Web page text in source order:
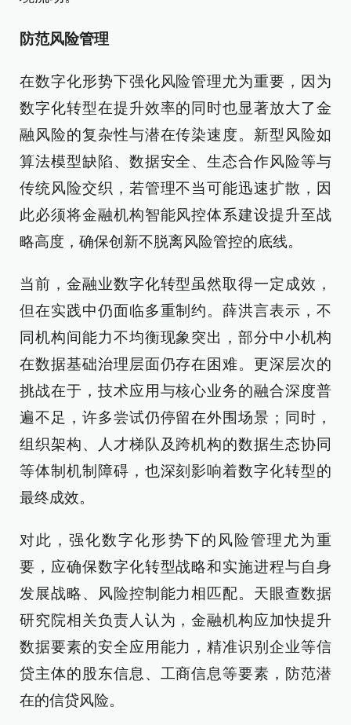
防范风险管理
在数字化形势下强化风险管理尤为重要，因为
数字化转型在提升效率的同时也显著放大了金
融风险的复杂性与潜在传染速度。新型风险如
算法模型缺陷、数据安全、生态合作风险等与
传统风险交织，若管理不当可能迅速扩散，因
此必须将金融机构智能风控体系建设提升至战
略高度，确保创新不脱离风险管控的底线。
当前，金融业数字化转型虽然取得一定成效，
但在实践中仍面临多重制约。薛洪言表示，不
同机构间能力不均衡现象突出，部分中小机构
在数据基础治理层面仍存在困难。更深层次的
挑战在于，技术应用与核心业务的融合深度普
遍不足，许多尝试仍停留在外围场景；同时，
组织架构、人才梯队及跨机构的数据生态协同
等体制机制障碍，也深刻影响着数字化转型的
最终成效。
对此，强化数字化形势下的风险管理尤为重
要，应确保数字化转型战略和实施进程与自身
发展战略、风险控制能力相匹配。天眼查数据
研究院相关负责人认为，金融机构应加快提升
数据要素的安全应用能力，精准识别企业等信
贷主体的股东信息、工商信息等要素，防范潜
在的信贷风险。